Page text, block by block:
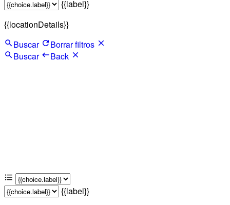
{{label}}
{{locationDetails}}
Buscar
Borrar filtros
Buscar
Back
{{label}}